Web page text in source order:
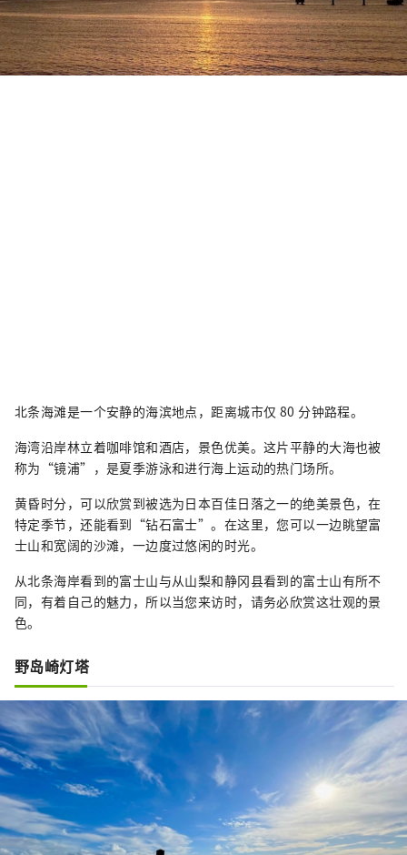
北条海滩是一个安静的海滨地点，距离城市仅 80 分钟路程。
海湾沿岸林立着咖啡馆和酒店，景色优美。这片平静的大海也被
称为“镜浦”，是夏季游泳和进行海上运动的热门场所。
黄昏时分，可以欣赏到被选为日本百佳日落之一的绝美景色，在
特定季节，还能看到“钻石富士”。在这里，您可以一边眺望富
士山和宽阔的沙滩，一边度过悠闲的时光。
从北条海岸看到的富士山与从山梨和静冈县看到的富士山有所不
同，有着自己的魅力，所以当您来访时，请务必欣赏这壮观的景
色。
野岛崎灯塔